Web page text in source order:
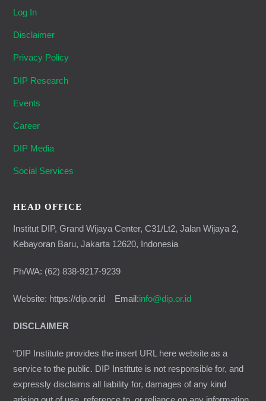
Log In
Disclaimer
Privacy Policy
DIP Research
Events
Career
DIP Media
Social Services
HEAD OFFICE
Institut DIP, Grand Wijaya Center, C31/Lt2, Jalan Wijaya 2,
Kebayoran Baru, Jakarta 12620, Indonesia
Ph/WA: (62) 838-9217-9239
Website: https://dip.or.id Email:info@dip.or.id
DISCLAIMER
“DIP Institute provides the insert URL here website as a
service to the public. DIP Institute is not responsible for, and
expressly disclaims all liability for, damages of any kind